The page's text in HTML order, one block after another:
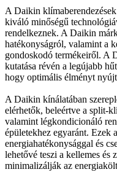
A Daikin
kiváló minőségű
rendelkeznek. A Daikin
hatékonyságról, valamint a
gondoskodó termékeiről. A
kutatása révén a legújabb
hogy optimális élményt
A Daikin kínálatában
elérhetők, beleértve a split-
valamint légkondicionáló
épületekhez egyaránt. Ezek
energiahatékonysággal és
lehetővé teszi a kellemes és
minimalizálják az